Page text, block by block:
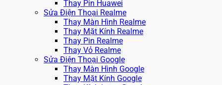
Thay Pin Huawei
Sửa Điện Thoại Realme
Thay Màn Hình Realme
Thay Mặt Kính Realme
Thay Pin Realme
Thay Vỏ Realme
Sửa Điện Thoại Google
Thay Màn Hình Google
Thay Mặt Kính Google